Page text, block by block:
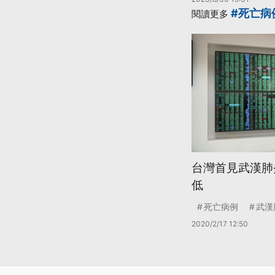
閱讀更多 #死亡病
台灣首見武漢
低
死亡病例 武
2020/2/17 12:50